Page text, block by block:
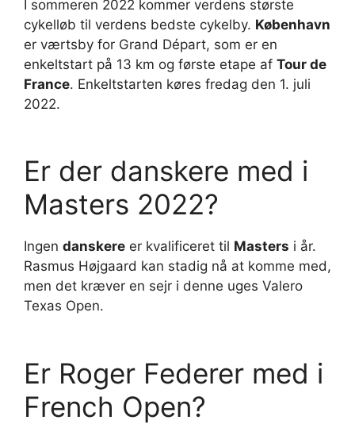
I sommeren 2022 kommer verdens største
cykelløb til verdens bedste cykelby. København
er værtsby for Grand Départ, som er en
enkeltstart på 13 km og første etape af Tour de
France. Enkeltstarten køres fredag den 1. juli
2022.
Er der danskere med i
Masters 2022?
Ingen danskere er kvalificeret til Masters i år.
Rasmus Højgaard kan stadig nå at komme med,
men det kræver en sejr i denne uges Valero
Texas Open.
Er Roger Federer med i
French Open?